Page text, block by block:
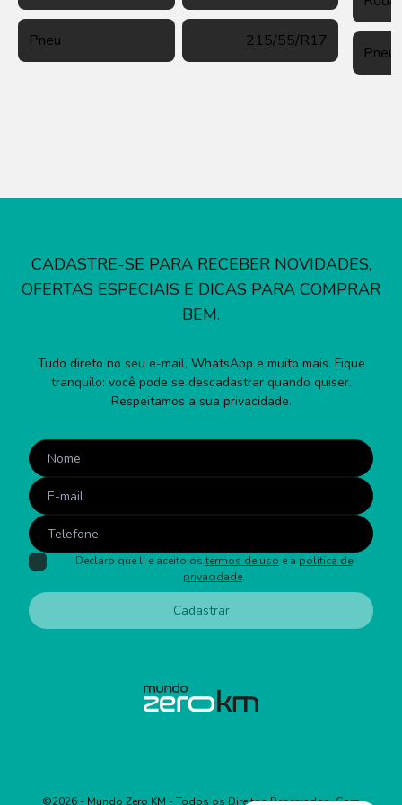
Pneu 215/55/R17
Pneu
CADASTRE-SE PARA RECEBER NOVIDADES,
OFERTAS ESPECIAIS E DICAS PARA COMPRAR
BEM.
Tudo direto no seu e-mail, WhatsApp e muito mais. Fique
tranquilo: você pode se descadastrar quando quiser.
Respeitamos a sua privacidade.
Declaro que li e aceito os termos de uso e a política de
privacidade.
Cadastrar
©2026 - Mundo Zero KM - Todos os Direitos Reservados. Com